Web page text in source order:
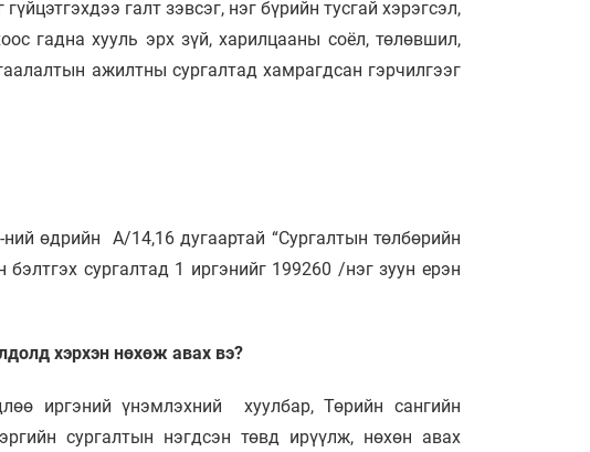
галт зэвсэг, нэг бүрийн тусгай хэрэгсэл,
гадна хууль эрх зүй, харилцааны соёл, төлөвшил,
ажилтны сургалтад хамрагдсан гэрчилгээг
өдрийн А/14,16 дугаартай “Сургалтын төлбөрийн
сургалтад 1 иргэнийг 199260 /нэг зуун ерэн
хэрхэн нөхөж авах вэ?
иргэний үнэмлэхний хуулбар, Төрийн сангийн
сургалтын нэгдсэн төвд ирүүлж, нөхөн авах